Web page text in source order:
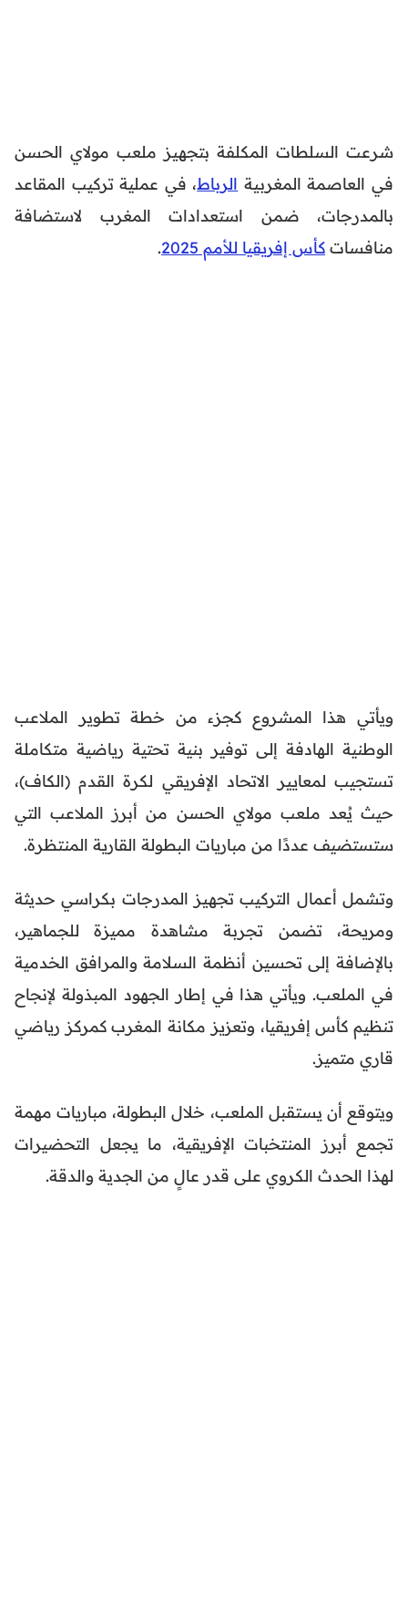
شرعت السلطات المكلفة بتجهيز ملعب مولاي الحسن
في العاصمة المغربية الرباط، في عملية تركيب المقاعد
بالمدرجات، ضمن استعدادات المغرب لاستضافة
منافسات كأس إفريقيا للأمم 2025 .
ويأتي هذا المشروع كجزء من خطة تطوير الملاعب
الوطنية الهادفة إلى توفير بنية تحتية رياضية متكاملة
تستجيب لمعايير الاتحاد الإفريقي لكرة القدم (الكاف)،
حيث يُعد ملعب مولاي الحسن من أبرز الملاعب التي
ستستضيف عددًا من مباريات البطولة القارية المنتظرة.
وتشمل أعمال التركيب تجهيز المدرجات بكراسي حديثة
ومريحة، تضمن تجربة مشاهدة مميزة للجماهير،
بالإضافة إلى تحسين أنظمة السلامة والمرافق الخدمية
في الملعب. ويأتي هذا في إطار الجهود المبذولة لإنجاح
تنظيم كأس إفريقيا، وتعزيز مكانة المغرب كمركز رياضي
قاري متميز.
ويتوقع أن يستقبل الملعب، خلال البطولة، مباريات مهمة
تجمع أبرز المنتخبات الإفريقية، ما يجعل التحضيرات
لهذا الحدث الكروي على قدر عالٍ من الجدية والدقة.